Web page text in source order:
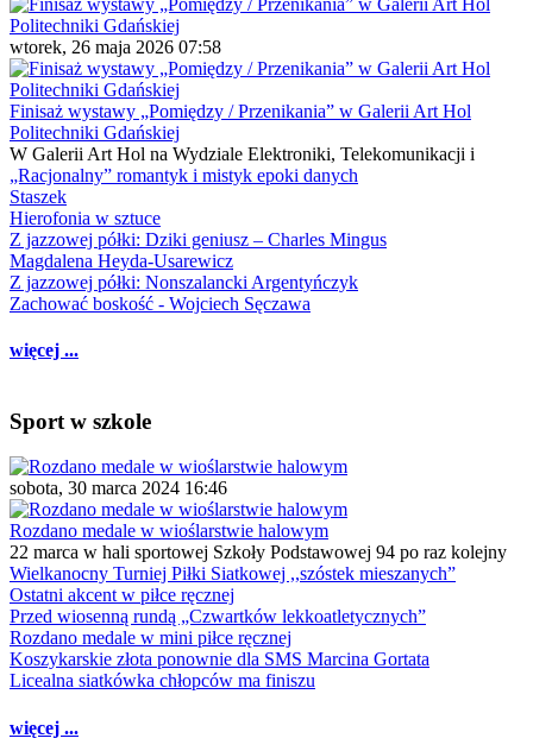
wtorek, 26 maja 2026 07:58
Finisaż wystawy „Pomiędzy / Przenikania” w Galerii Art Hol
Politechniki Gdańskiej
W Galerii Art Hol na Wydziale Elektroniki, Telekomunikacji i
„Racjonalny” romantyk i mistyk epoki danych
Staszek
Hierofonia w sztuce
Z jazzowej półki: Dziki geniusz – Charles Mingus
Magdalena Heyda-Usarewicz
Z jazzowej półki: Nonszalancki Argentyńczyk
Zachować boskość - Wojciech Sęczawa
więcej ...
Sport w szkole
sobota, 30 marca 2024 16:46
Rozdano medale w wioślarstwie halowym
22 marca w hali sportowej Szkoły Podstawowej 94 po raz kolejny
Wielkanocny Turniej Piłki Siatkowej ,,szóstek mieszanych”
Ostatni akcent w piłce ręcznej
Przed wiosenną rundą „Czwartków lekkoatletycznych”
Rozdano medale w mini piłce ręcznej
Koszykarskie złota ponownie dla SMS Marcina Gortata
Licealna siatkówka chłopców ma finiszu
więcej ...